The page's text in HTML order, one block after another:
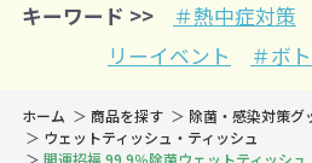
キーワード >>
＃熱中症対策
リーイベント
＃ボ
ホーム 商品を探す
除菌・感染対策グ
ウェットティッシュ・ティッシュ